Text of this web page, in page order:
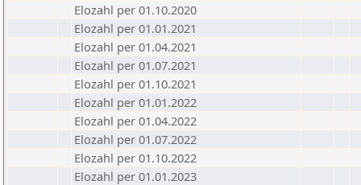
Elozahl per 01.10.2020
Elozahl per 01.01.2021
Elozahl per 01.04.2021
Elozahl per 01.07.2021
Elozahl per 01.10.2021
Elozahl per 01.01.2022
Elozahl per 01.04.2022
Elozahl per 01.07.2022
Elozahl per 01.10.2022
Elozahl per 01.01.2023